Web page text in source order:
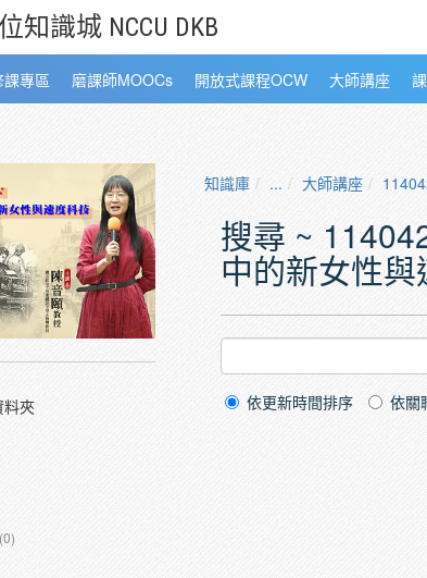
知識城 NCCU DKB
專區 磨課師MOOCs 開放式課程OCW 大師講座
料夾
(0)
知識庫 ... 大師講座
搜尋 ~
中的新女性
依更新時間排序 依關